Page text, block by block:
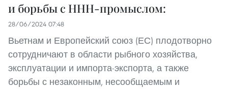
и борьбы с ННН-промыслом:
28/06/2024 07:48
Вьетнам и Европейский союз (ЕС) плодотворно
сотрудничают в области рыбного хозяйства,
эксплуатации и импорта-экспорта, а также
борьбы с незаконным, несообщаемым и